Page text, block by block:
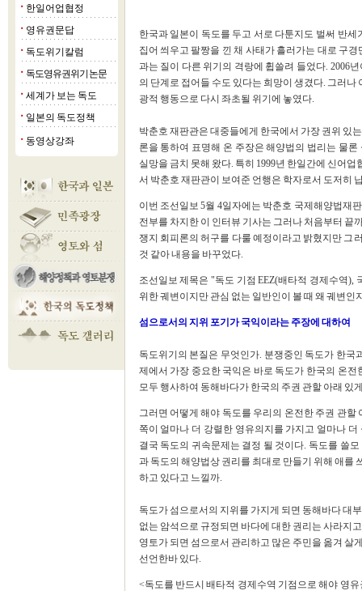
■ 한일어업협정
■ 영유권문답
■ 독도위기칼럼
■ 독도영유권위기 논문
■ 세계가 보는 독도
■ 일본의 독도정책
■ 동영상강좌
한국과 일본이 독도를 두고 서로 다툰지도 벌써 반
집어 씌우고 팔짱을 낀 채 사태가 흘러가는 대로 구
과는 질이 다른 위기의 격랑에 휩쓸려 들었다. 2006
의 단계로 접어들 수도 있다는 희망이 생겼다. 그러
광적 행동으로 다시 좌초될 위기에 놓였다.
박춘호 재판관은 대중들에게 한국에서 가장 권위 있
론을 통하여 표명해 온 주장은 해양법의 법리는 물
실망을 금치 못해 왔다. 특히 1999년 한일간에 신어
서 박춘호 재판관이 보여준 언행은 학자로서 도저히
이번 조선일보 5월 4일자에는 박춘호 국제해양법재
전부를 차지한 이 인터뷰 기사는 그러나 처음부터 끝
쟁지 회피론의 허구를 다룰 예정이라고 밝혔지만 그
것 같아 내용을 바꾸었다.
조선일보 제목은 "독도 기점 EEZ(배타적 경제수역
위한 궤변이지만 관심 없는 일반인이 볼 때 왜 궤변인
섬으로서의 지위 포기가 국익이라는 주장에 대하여
독도위기의 본질은 무엇인가. 분쟁중인 독도가 한
제에서 가장 중요한 국익은 바로 독도가 한국의 온
모두 행사하여 동해바다가 한국의 주권 관할 아래 있
그러면 어떻게 해야 독도를 우리의 온전한 주권 관
쪽이 얼마나 더 강렬한 영유의지를 가지고 얼마나
결국 독도의 귀속문제는 결정 될 것이다. 독도를 쓸
과 독도의 해양법상 권리를 최대로 만들기 위해 애를
하고 있다고 느낄까.
독도가 섬으로서의 지위를 가지게 되면 동해바다 대
없는 암석으로 규정되면 바다에 대한 권리는 사라지
영토가 되면 섬으로서 관리하고 많은 주민을 옮겨
선언한바 있다.
<독도를 반드시 배타적 경제수역 기점으로 해야 영